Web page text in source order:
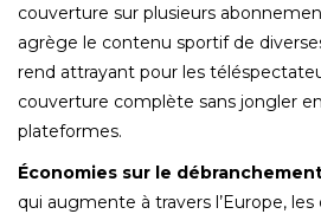
couverture sur plusieurs
agrège le contenu sportif de
rend attrayant pour les
couverture complète sans jongler
plateformes.
Économies sur le
qui augmente à travers l’Europe,